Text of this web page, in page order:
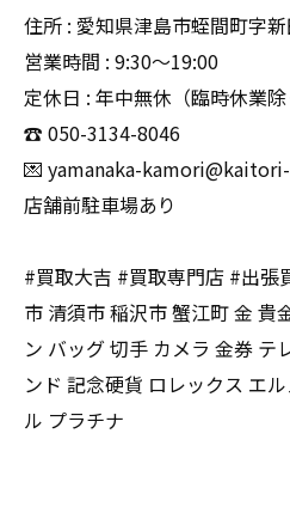
住所 : 愛知県津島市蛭間町字
営業時間 : 9:30〜19:00
定休日 : 年中無休（臨時休業除
☎️ 050-3134-8046
💌 yamanaka-
店舗前駐車場あり
#買取大吉 #買取専門店 #出張
市 清須市 稲沢市 蟹江町 金 貴
ン バッグ 切手 カメラ 金券 テ
ンド 記念硬貨 ロレックス エ
ル プラチナ